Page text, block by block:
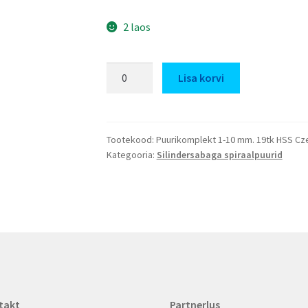
2 laos
19tk
HSS
Lisa korvi
Tootekood: Puurikomplekt 1-10 mm. 19tk HSS
Kategooria: Silindersabaga spiraalpuurid
Partnerlus